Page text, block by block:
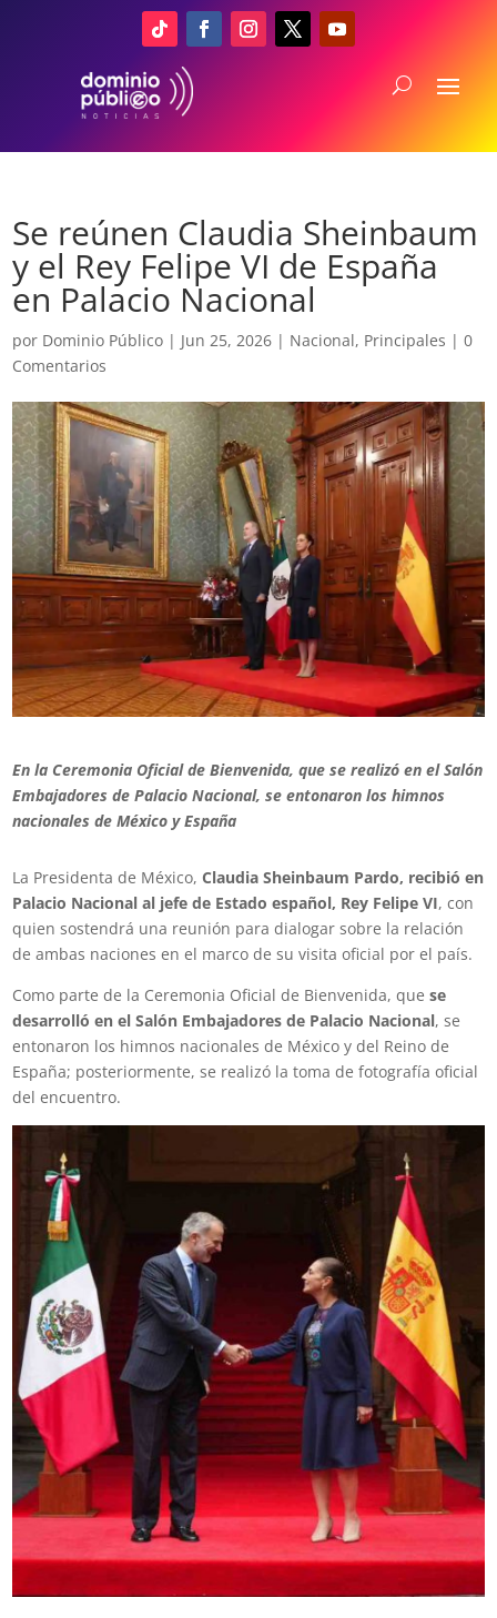
Se reúnen Claudia Sheinbaum
y el Rey Felipe VI de España
en Palacio Nacional
por Dominio Público | Jun 25, 2026 | Nacional, Principales |0
Comentarios
En la Ceremonia Oficial de Bienvenida, que se realizó en el Salón
Embajadores de Palacio Nacional, se entonaron los himnos
nacionales de México y España
La Presidenta de México,Claudia Sheinbaum Pardo, recibió en
Palacio Nacional al jefe de Estado español, Rey Felipe VI, con
quien sostendrá una reunión para dialogar sobre la relación
de ambas naciones en el marco de su visita oficial por el país.
Como parte de la Ceremonia Oficial de Bienvenida, que se
desarrolló en el Salón Embajadores de Palacio Nacional, se
entonaron los himnos nacionales de México y del Reino de
España; posteriormente, se realizó la toma de fotografía oficial
del encuentro.